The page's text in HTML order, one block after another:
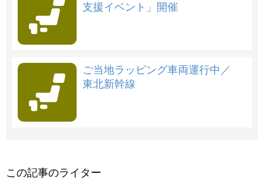
支援イベント」開催
ご当地ラッピング車両運行中／
東北新幹線
この記事のライター